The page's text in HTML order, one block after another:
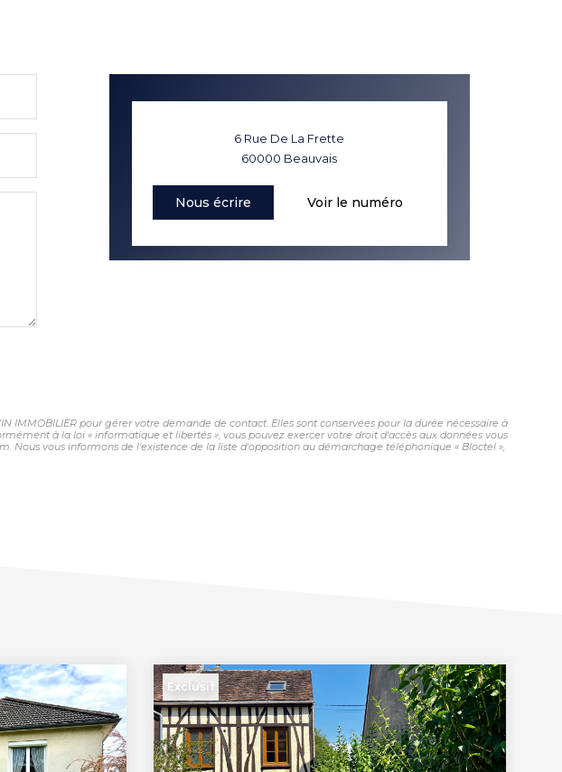
6 Rue De La Frette
60000 Beauvais
Nous écrire Voir le numéro
IMMOBILIER pour gérer votre demande de contact. Elles sont conservées pour la durée nécessaire à
à la loi « informatique et libertés », vous pouvez exercer votre droit d'accès aux données vous
Nous vous informons de l'existence de la liste d'opposition au démarchage téléphonique « Bloctel »,
Exclusif